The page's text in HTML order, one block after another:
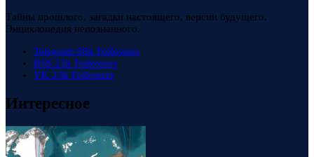
Тайны прошлого, загадки настоящего, версии будущего.
Энциклопедия непознанного.
Telegram 88k Followers
RSS 23k Followers
VK 23k Followers
Интересное